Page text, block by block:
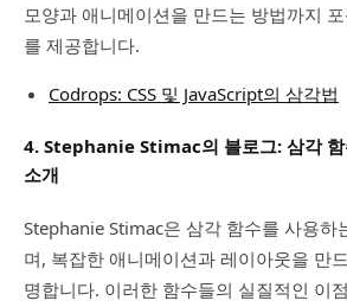
모양과 애니메이션을 만드는 방법까지
를 제공합니다.
Codrops: CSS 및 JavaScript의 삼각법
4. Stephanie Stimac의 블로그: 삼각 함
소개
Stephanie Stimac은 삼각 함수를 사용하
며, 복잡한 애니메이션과 레이아웃을 만
명합니다. 이러한 함수들의 실질적인 이